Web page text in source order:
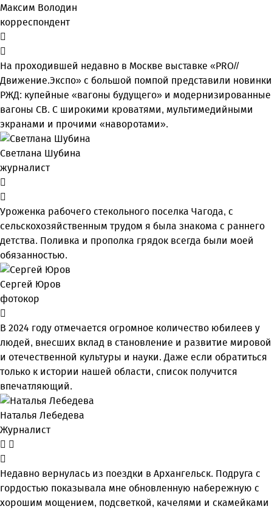
Максим Володин
корреспондент
На проходившей недавно в Мос­кве выставке «PRO//
Движение.Экспо» с большой помпой представили новинки
РЖД: купейные «вагоны будущего» и модернизированные
вагоны СВ. С широкими кроватями, мультимедийными
экранами и прочими «наворотами».
Светлана Шубина
журналист
Уроженка рабочего стекольного поселка Чагода, с
сельскохозяйственным трудом я была знакома с раннего
детства. Поливка и прополка грядок всегда были моей
обязанностью.
Сергей Юров
фотокор
В 2024 году отмечается огромное количество юбилеев у
людей, внесших вклад в становление и развитие мировой
и отечественной культуры и науки. Даже если обратиться
только к истории нашей области, список получится
впечатляющий.
Наталья Лебедева
Журналист
Недавно вернулась из поездки в Архангельск. Подруга с
гордостью показывала мне обновленную набережную с
хорошим мощением, подсветкой, качелями и скамейками